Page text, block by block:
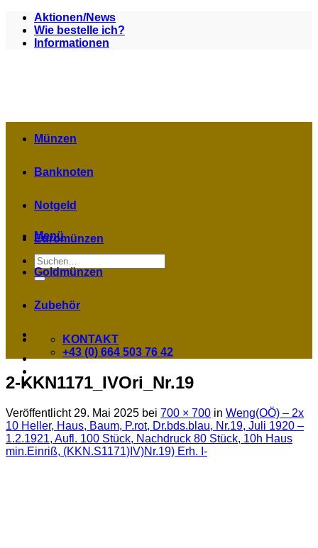
Zum
Inhalt
springen
Aktionen/News
Wie bestelle ich?
Informationen
Menü
Suchen
nach:
Münzen
Banknoten
Notgeld
Euromünzen
Goldmünzen
Zubehör
KONTAKT
+43 (0) 664 503 76 42
2-KKN1171_IVOri_Nr.19
Veröffentlicht 29. Mai 2025 bei 700 × 700 in Weng(OÖ) – 2x
10 Heller, Haus, Baum, P.rot, Dr.bds.blau, Nr.19, Juli 1920 –
1.2.1921, Aufl. 100 Stück, Nachdruck 80 Stück, 10h Haus
min.Einriß, (KKN.S1171)IV)Nr.19) Erh. I-